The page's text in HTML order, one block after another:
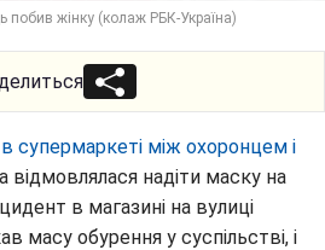
побив жінку (колаж РБК-Україна)
в супермаркеті між охоронцем і
відмовлялася надіти маску на
в магазині на вулиці
масу обурення у суспільстві, і